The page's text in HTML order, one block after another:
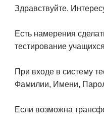
Здравствуйте.
Есть намерения
тестирование
При входе в систему
Фамилии, Имени,
Если возможна